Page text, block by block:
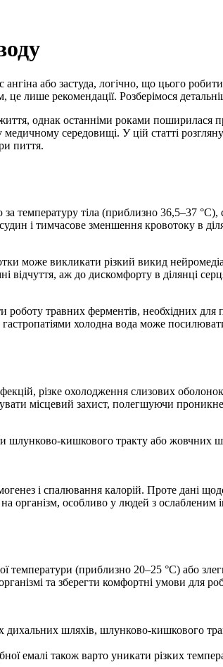
або застуда, логічно, що цього
лише рекомендації. Розберімося
однак останніми роками поширилася
середовищі. У цій статті
пиття.
тіла (приблизно 36,5–37 °C),
і тимчасове зменшення кровотоку в
може викликати різкий викид
відчуття, аж до дискомфорту в ділянці
роботу травних ферментів, необхідних
холодна вода може
різке охолодження слизових
місцевий захист, полегшуючи
шлунково-кишкового тракту або
і спалювання калорій. Проте дані
організм, особливо у людей з
температури (приблизно 20–25 °C) або
та зберегти комфортні умови для
шляхів, шлунково-кишкового
емалі також варто уникати різких